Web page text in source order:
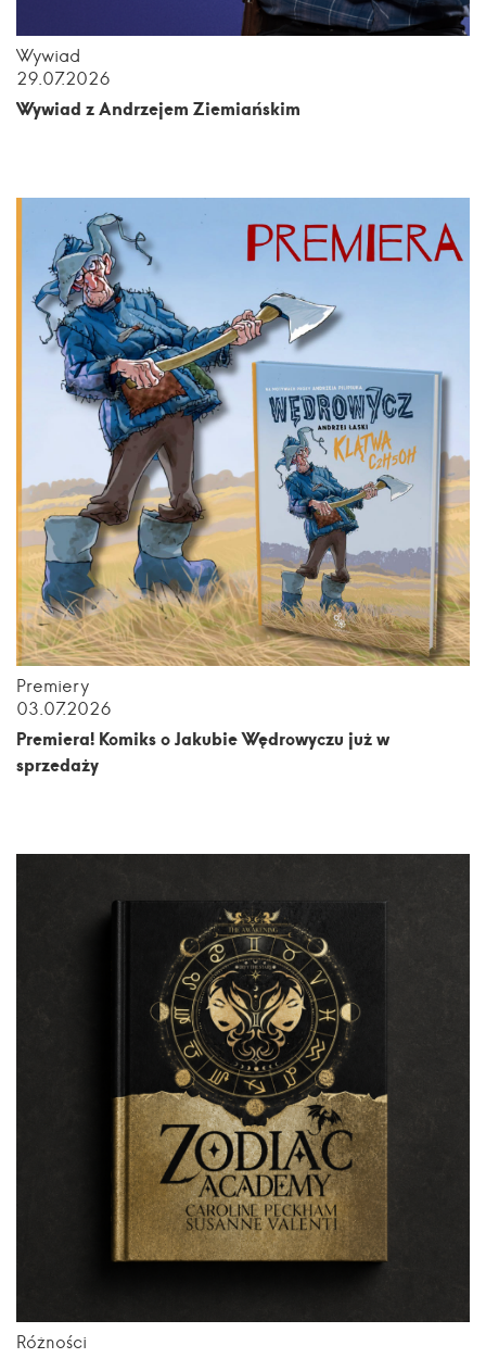
Wywiad
29.07.2026
Wywiad z Andrzejem Ziemiańskim
Premiery
03.07.2026
Premiera! Komiks o Jakubie Wędrowyczu już w
sprzedaży
Różności